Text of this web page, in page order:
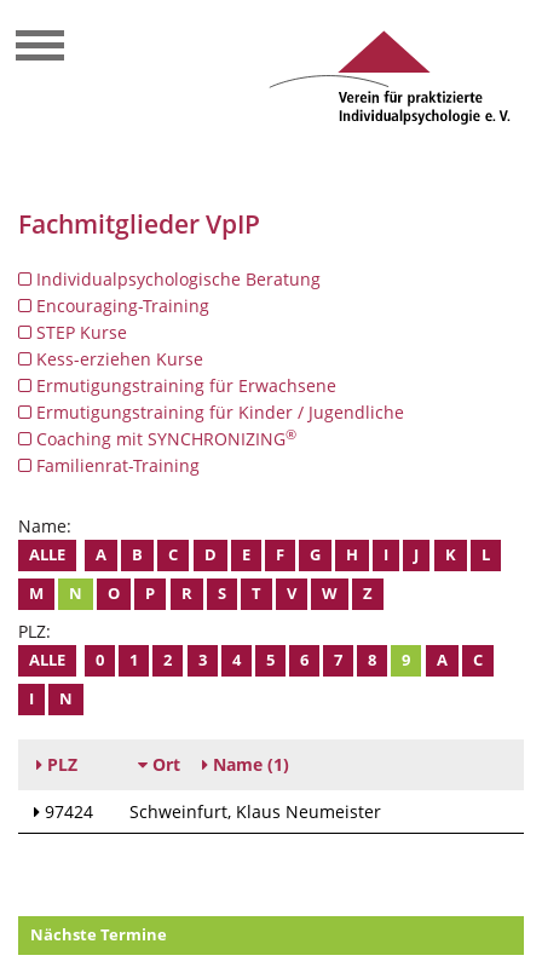
Fachmitglieder VpIP
Individualpsychologische Beratung
Encouraging-Training
STEP Kurse
Kess-erziehen Kurse
Ermutigungstraining für Erwachsene
Ermutigungstraining für Kinder / Jugendliche
Coaching mit SYNCHRONIZING®
Familienrat-Training
Name:
ALLE A B C D E F G H I J K
L
M
N O P R S T V W Z
PLZ:
ALLE 0 1 2 3 4 5 6 7 8 9 A
C
I
N
PLZ Ort Name (1)
97424 Schweinfurt Klaus Neumeister
Nächste Termine